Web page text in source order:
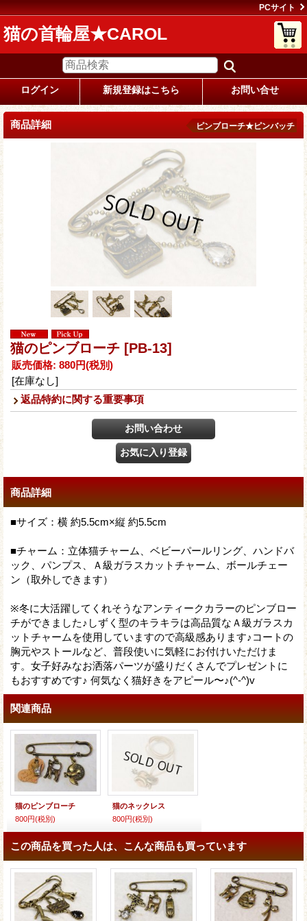
PCサイト
猫の首輪屋★CAROL
ログイン 新規登録はこちら お問い合せ
商品詳細 ピンブローチ★ピンバッチ
猫のピンブローチ [PB-13]
販売価格: 880円(税別)
[在庫なし]
返品特約に関する重要事項
商品詳細
■サイズ：横 約5.5cm×縦 約5.5cm
■チャーム：立体猫チャーム、ベビーパールリング、ハンドバ
ック、パンプス、Ａ級ガラスカットチャーム、ボールチェー
ン（取外しできます）
※冬に大活躍してくれそうなアンティークカラーのピンブロー
チができました♪しずく型のキラキラは高品質なＡ級ガラスカ
ットチャームを使用していますので高級感あります♪コートの
胸元やストールなど、普段使いに気軽にお付けいただけま
す。女子好みなお洒落パーツが盛りだくさんでプレゼントに
もおすすめです♪ 何気なく猫好きをアピール〜♪(^-^)v
関連商品
猫のピンブローチ
800円(税別)
猫のネックレス
800円(税別)
この商品を買った人は、こんな商品も買っています